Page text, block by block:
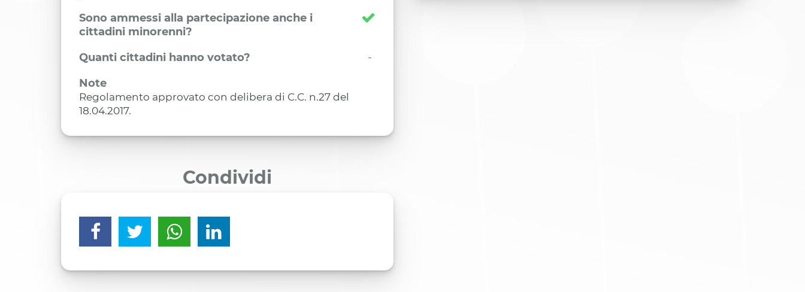
Sono ammessi alla partecipazione anche i
cittadini minorenni?
Quanti cittadini hanno votato?
-
Note
Regolamento approvato con delibera di C.C. n.27 del
18.04.2017.
Condividi